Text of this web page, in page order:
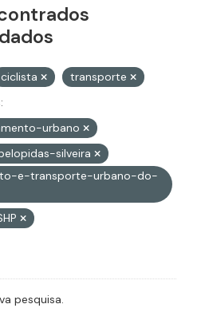
ciclista
transporte
urbano
silveira
e-transporte-urbano-do-
pesquisa.